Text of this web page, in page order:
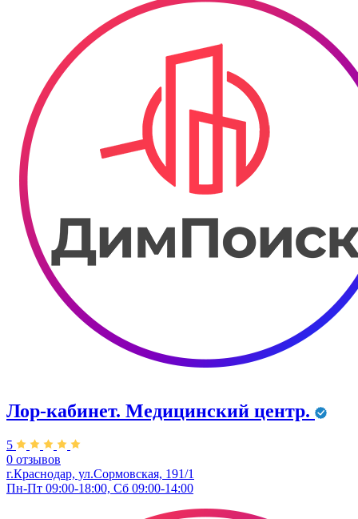
Лор-кабинет. Медицинский центр.
5
0 отзывов
г.Краснодар, ул.Сормовская, 191/1
Пн-Пт 09:00-18:00, Сб 09:00-14:00